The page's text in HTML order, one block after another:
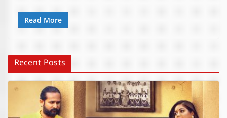
Read More
Recent Posts